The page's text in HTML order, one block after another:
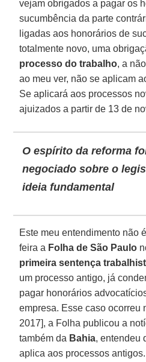
vejam obrigados a pagar os
sucumbência da parte
ligadas aos honorários de
totalmente novo, uma
processo do trabalho, a
ao meu ver, não se aplicam
Se aplicará aos processos
ajuizados a partir de 13 de
O espírito da reforma
negociado sobre o
ideia fundamental
Este meu entendimento não
feira a Folha de São Paulo
primeira sentença
um processo antigo, já
pagar honorários
empresa. Esse caso ocorreu
2017], a Folha publicou a
também da Bahia, entendeu
aplica aos processos